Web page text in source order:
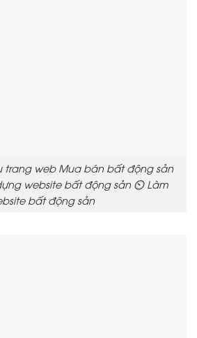
trang web Mua bán bất động sản
website bất động sản ⏲️ Làm
bất động sản